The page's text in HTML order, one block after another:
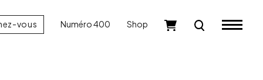
vous Numéro 400 Shop